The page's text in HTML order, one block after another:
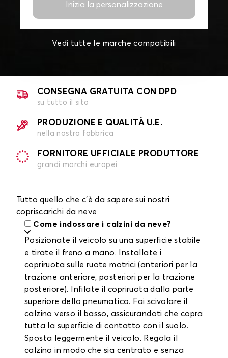
Inizia la personalizzazione
Vedi tutte le marche compatibili
CONSEGNA GRATUITA CON DPD
su tutto il sito
PRODUZIONE E QUALITÀ U.E.
nella nostra fabbrica
FORNITORE UFFICIALE PRODUTTORE
grandi marchi europei
Tutto quello che c'è da sapere sui nostri
copriscarichi da neve
Come indossare i calzini da neve?
Posizionate il veicolo su una superficie stabile
e tirate il freno a mano. Installate i
copriruota sulle ruote motrici (anteriori per la
trazione anteriore, posteriori per la trazione
posteriore). Infilate il copriruota dalla parte
superiore dello pneumatico. Fai scivolare il
calzino verso il basso, assicurandoti che copra
tutta la superficie di contatto con il suolo.
Sposta leggermente il veicolo. Regola il
calzino in modo che sia centrato e senza